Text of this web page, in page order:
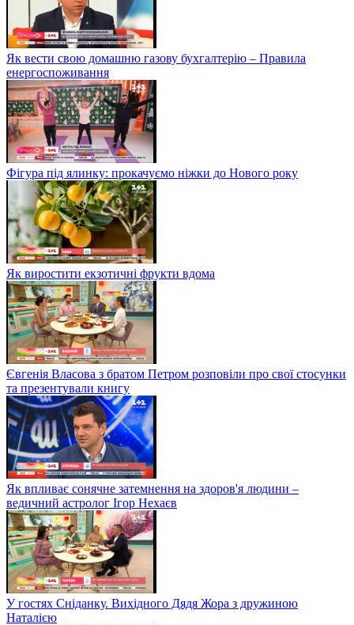
Як вести свою домашню газову бухгалтерію – Правила
енергоспоживання
Фігура під ялинку: прокачуємо ніжки до Нового року
Як виростити екзотичні фрукти вдома
Євгенія Власова з братом Петром розповіли про свої стосунки
та презентували книгу
Як впливає сонячне затемнення на здоров'я людини –
ведичний астролог Ігор Нехаєв
У гостях Сніданку. Вихідного Дядя Жора з дружиною
Наталією